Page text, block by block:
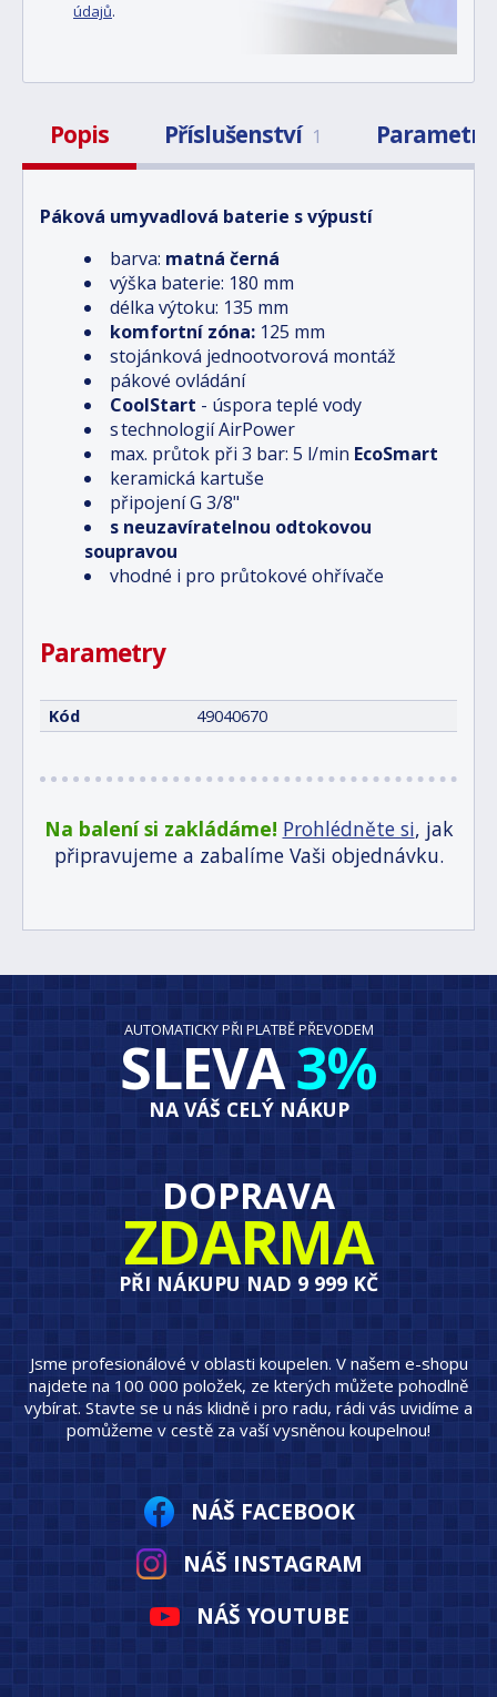
údajů.
Popis Příslušenství 1 Parametry
Páková umyvadlová baterie s výpustí
barva: matná černá
výška baterie: 180 mm
délka výtoku: 135 mm
komfortní zóna: 125 mm
stojánková jednootvorová montáž
pákové ovládání
CoolStart - úspora teplé vody
s technologií AirPower
max. průtok při 3 bar: 5 l/min EcoSmart
keramická kartuše
připojení G 3/8"
s neuzavíratelnou odtokovou
soupravou
vhodné i pro průtokové ohřívače
Parametry
Kód 49040670
Na balení si zakládáme! Prohlédněte si, jak
připravujeme a zabalíme Vaši objednávku.
AUTOMATICKY PŘI PLATBĚ PŘEVODEM
SLEVA3%
NA VÁŠ CELÝ NÁKUP
DOPRAVA
ZDARMA
PŘI NÁKUPU NAD 9 999 KČ
Jsme profesionálové v oblasti koupelen. V našem e-shopu
najdete na 100 000 položek, ze kterých můžete pohodlně
vybírat. Stavte se u nás klidně i pro radu, rádi vás uvidíme a
pomůžeme v cestě za vaší vysněnou koupelnou!
NÁŠ FACEBOOK
NÁŠ INSTAGRAM
NÁŠ YOUTUBE